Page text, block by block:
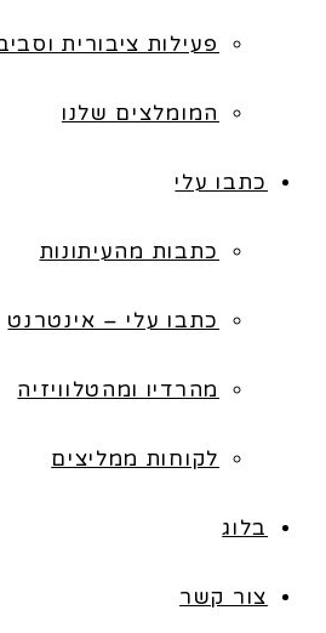
פעילות ציבורית
המומלצים שלנו
כתבו עלי
כתבות מהעיתונות
כתבו עלי – אינטרנט
מהרדיו ומהטלוויזיה
לקוחות ממליצים
בלוג
צור קשר